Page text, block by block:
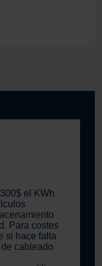
otra información
recopilado a
el KWh
Para costes
si hace falta
cableado